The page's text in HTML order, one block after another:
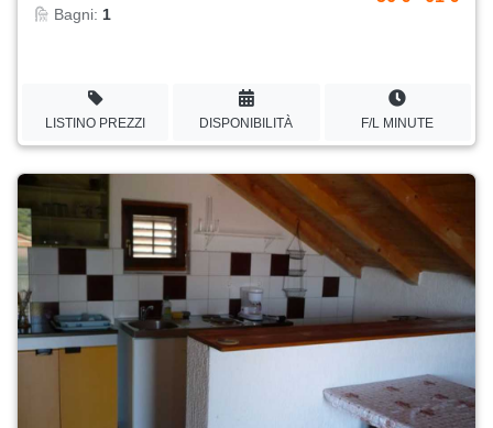
Bagni: 1
LISTINO PREZZI DISPONIBILITÀ F/L MINUTE